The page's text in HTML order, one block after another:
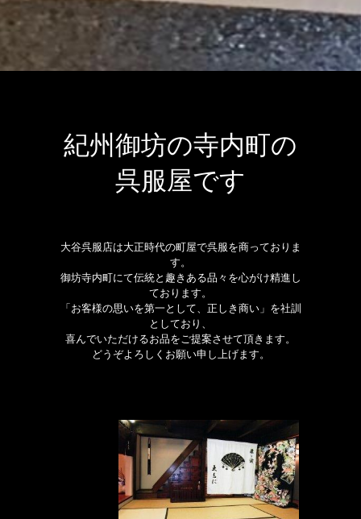
紀州御坊の寺内町の
呉服屋です
大谷呉服店は大正時代の町屋で呉服を商っておりま
す。
御坊寺内町にて伝統と趣きある品々を心がけ精進し
ております。
「お客様の思いを第一として、正しき商い」を社訓
としており、
喜んでいただけるお品をご提案させて頂きます。
どうぞよろしくお願い申し上げます。